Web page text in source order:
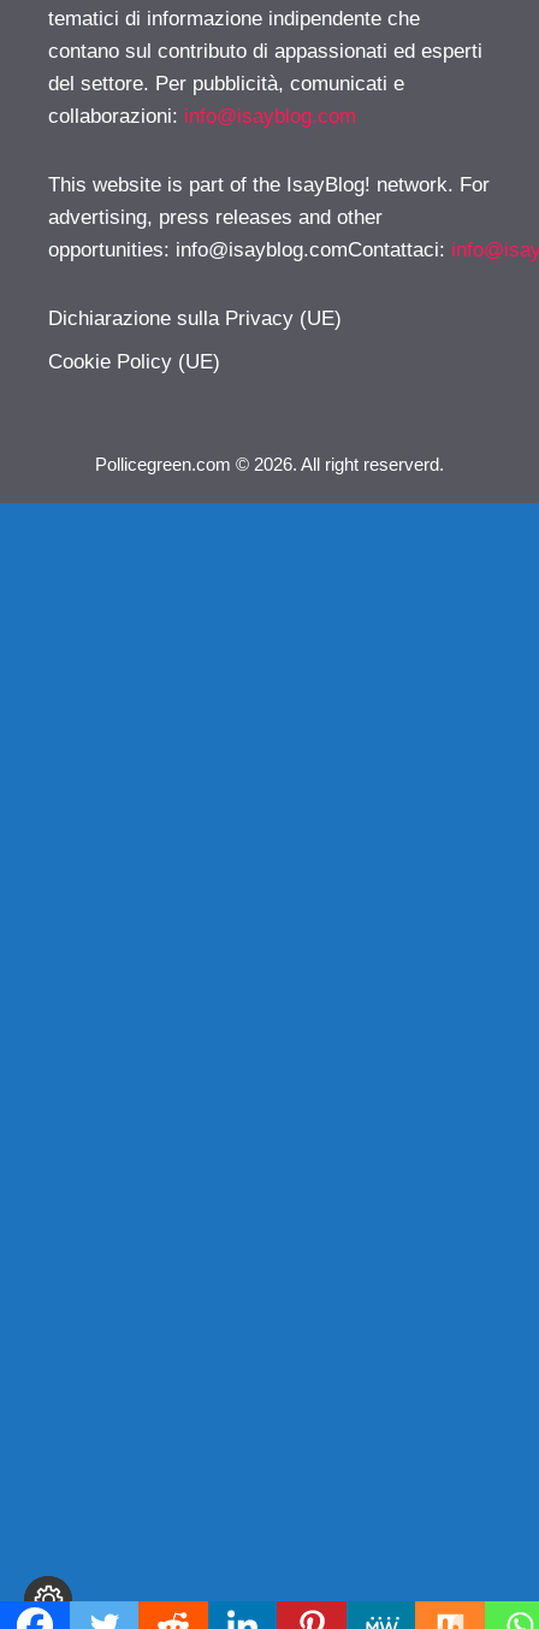
tematici di informazione indipendente che
contano sul contributo di appassionati ed esperti
del settore. Per pubblicità, comunicati e
collaborazioni: info@isayblog.com
This website is part of the IsayBlog! network. For
advertising, press releases and other
opportunities: info@isayblog.comContattaci:
Dichiarazione sulla Privacy (UE)
Cookie Policy (UE)
Pollicegreen.com © 2026. All right reserverd.